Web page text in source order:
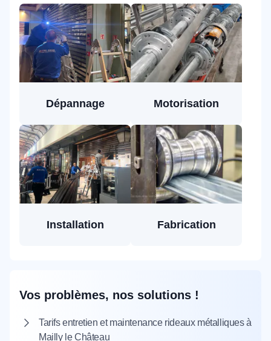
Dépannage Motorisation
Installation Fabrication
Vos problèmes, nos solutions !
Tarifs entretien et maintenance rideaux métalliques à
Mailly le Château